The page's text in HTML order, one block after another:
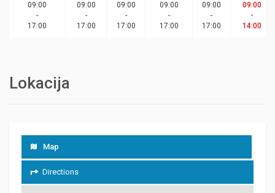
09:00
-
17:00
09:00
-
17:00
09:00
-
17:00
09:00
-
17:00
09:00
-
17:00
09:00
-
14:00
Lokacija
Map
Directions